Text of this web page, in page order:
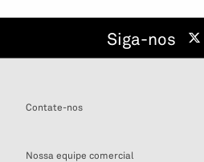
Siga-nos
Contate-nos
Nossa equipe comercial